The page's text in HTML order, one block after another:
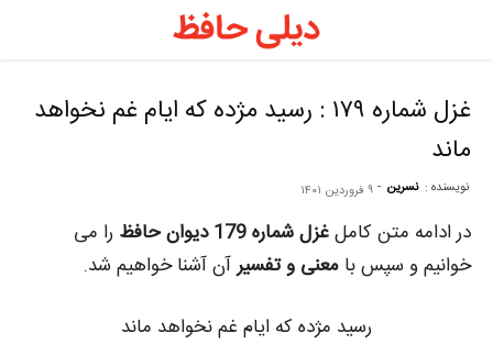
غزل شماره ۱۷۹ : رسید مژده که ایام غم نخواهد
ماند
نویسنده : نسرین - ۹ فروردین ۱۴۰۱
در ادامه متن کاملغزل شماره 179 دیوان حافظ
را می
خوانیم و سپس با معنی و تفسیرآن آشنا خواهیم شد.
رسید مژده که ایام غم نخواهد ماند